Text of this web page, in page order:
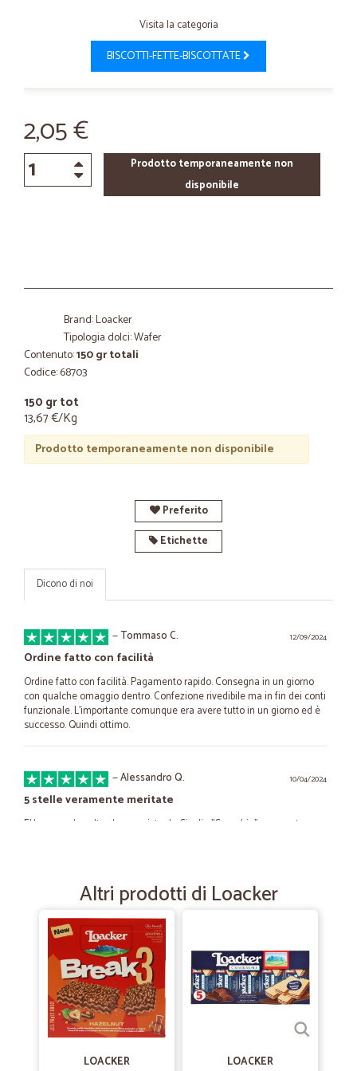
Visita la categoria
BISCOTTI-FETTE-BISCOTTATE
2,05 €
Prodotto temporaneamente non
disponibile
Brand: Loacker
Tipologia dolci: Wafer
Contenuto:150 gr totali
Codice: 68703
150 gr tot
13,67 €/Kg
Prodotto temporaneamente non disponibile
Preferito
Etichette
Dicono di noi
12/09/2024
—Tommaso C.
Ordine fatto con facilità
Ordine fatto con facilità. Pagamento rapido. Consegna in un giorno
con qualche omaggio dentro. Confezione rivedibile ma in fin dei conti
funzionale. L'importante comunque era avere tutto in un giorno ed è
successo. Quindi ottimo.
10/04/2024
—Alessandro Q.
5 stelle veramente meritate
E' la seconda volta che acquisto da Cicalia "Specchio" spumante
—Sergio B.
• Sono soddisfatto dell'esperienza.
• Sono soddisfatto dell'esperienza di acquisto avuta con Cicalia. La
merce è arrivata rapidamente, ben imballata e corrispondente a
quanto ordinato. Ho potuto monitorare la spedizione con il traking
online. Ho trovato prodotti difficilmente reperibili nei negozi a un
ottimo prezzo. La consiglio.
Altri prodotti di Loacker
LOACKER
LOACKER